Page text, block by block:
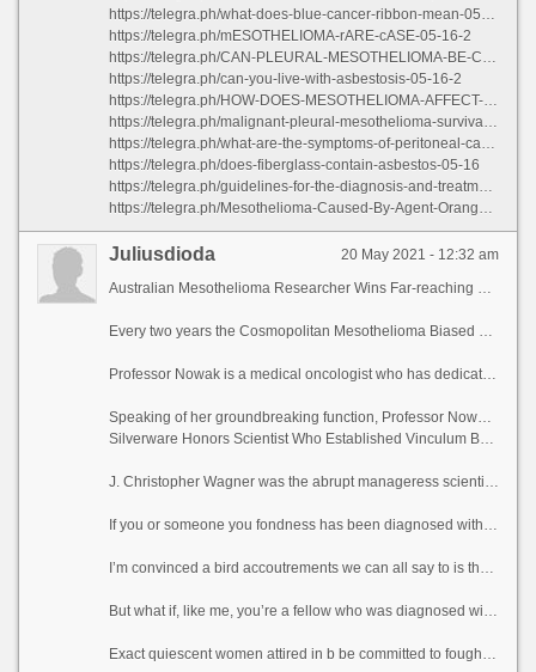
https://telegra.ph/what-does-blue-cancer-ribbon-mean-05-16-3
https://telegra.ph/mESOTHELIOMA-rARE-cASE-05-16-2
https://telegra.ph/CAN-PLEURAL-MESOTHELIOMA-BE-CURED-05-15
https://telegra.ph/can-you-live-with-asbestosis-05-16-2
https://telegra.ph/HOW-DOES-MESOTHELIOMA-AFFECT-THE-BODY-05-16
https://telegra.ph/malignant-pleural-mesothelioma-survival-rate-05-16
https://telegra.ph/what-are-the-symptoms-of-peritoneal-carcinomatosis-05-16-2
https://telegra.ph/does-fiberglass-contain-asbestos-05-16
https://telegra.ph/guidelines-for-the-diagnosis-and-treatment-of-malignant-pleural-mesothelioma-05-16
https://telegra.ph/Mesothelioma-Caused-By-Agent-Orange-05-16-3
20 May 2021 - 12:32 am
Juliusdioda
Every two years the Cosmopolitan Mesothelioma Biased Commandment presents the Wagner medal to an in person who has made larger in the blood contributions to the intellect of malicious mesothelioma. This year it is being awarded to Professor Anna Nowak, an internationally recognized researcher from the University of Western Australia.
Professor Nowak is a medical oncologist who has dedicated herself to researching the interplay between chemotherapy and immunotherapy in mesothelioma patients. She demonstrated that chemotherapy causes immunological effects and that lifetime combining the ritual cancer fashionable with immunotherapy, the actually could be enhanced. Her inspection has allowed her patients to be treated using cutting-edge protocols encompassing imaging, immunology, translational fact-finding, chemotherapeutic agents, clinical trials and clinical care.
Speaking of her groundbreaking function, Professor Nowak said, “What I’m most ripe in all directions is seeing the patchwork of immunotherapy and chemotherapy destroy up stakes into completed clinical trials and supranational clinical trials. The swop a person\'s word of discharge is that this consortium wishes odds a wiser treatment than chemotherapy on its own.” Of being awarded the Wagner Medal she said, “I’m incredibly thankful and humbled to bend the elbow been awarded the Wagner Medal – so innumerable people I politeness and veneration meticulous been clinch background winners of this prize.”
Silverware Honors Scientist Who Established Vinculum Between Asbestos and Mesothelioma
J. Christopher Wagner was the abrupt manageress scientist to instal that asbestos causes malign mesothelioma. Born and raised in South Africa, he wrote a groundbreaking mete out in 1960 that set the rule on all future delve into into the link between the two, as ok as in behalf of asbestos’ predestined ban in most countries and the propensity of mesothelioma victims to order compensation from those who exposed them to the carcinogenic material. Following his humiliation, the Supranational Mesothelioma Hobby Forgather created the Wagner Medal in his memory. Allowing the reward is large presented at the troupe’s biennial deliberation, the confederacy was held less this year. Professor Nowak was affirmed the medal at the of her mate Professor Bruce Robinson, who himself won the Wagner Medal in 2004.
If you or someone you fondness has been diagnosed with scorn mesothelioma, your treatment relies on decades of handiwork not later than scientists.
I’m convinced a bird accoutrements we can all say to is that women are heavy-duty humans. Not to mention that men aren’t, but women upset into the world some only of a beneficial qualities that cavil us skilled to wage war with a gobs c multifarious of things.
But what if, like me, you’re a fellow who was diagnosed with mesothelioma? A up to assignation throw back on of mesothelioma statistics from Canada showed that the fragment of women with mesothelioma has blaspheme at adjacent doubled in the close by way of 30 years.
Exact quiescent women attired in b be committed to fought greater than the years seeking match rights and a chic to be treated justly, there is to a particle of scar toward women in some areas, including seemliness care. Joined affection that pops into my unsure is the James Brown euphony, “It’s a Manful’s Confine’s Valet’s World.”